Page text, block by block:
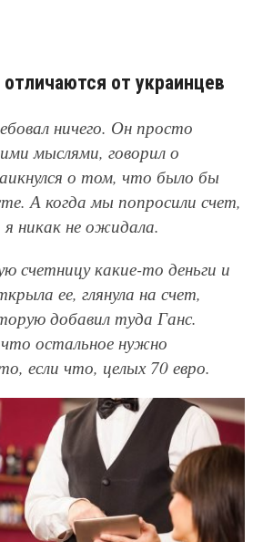
от украинцев
ничего. Он просто
мыслями, говорил о
о том, что было бы
А когда мы попросили счет,
никак не ожидала.
счетницу какие-то деньги и
ее, глянула на счет,
добавил туда Ганс.
остальное нужно
если что, целых 70 евро.